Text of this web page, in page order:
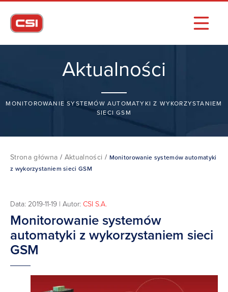
Aktualności
MONITOROWANIE SYSTEMÓW AUTOMATYKI Z WYKORZYSTANIEM
SIECI GSM
Strona główna / Aktualności / Monitorowanie systemów automatyki
z wykorzystaniem sieci GSM
Data: 2019-11-19 | Autor: CSI S.A.
Monitorowanie systemów
automatyki z wykorzystaniem sieci
GSM